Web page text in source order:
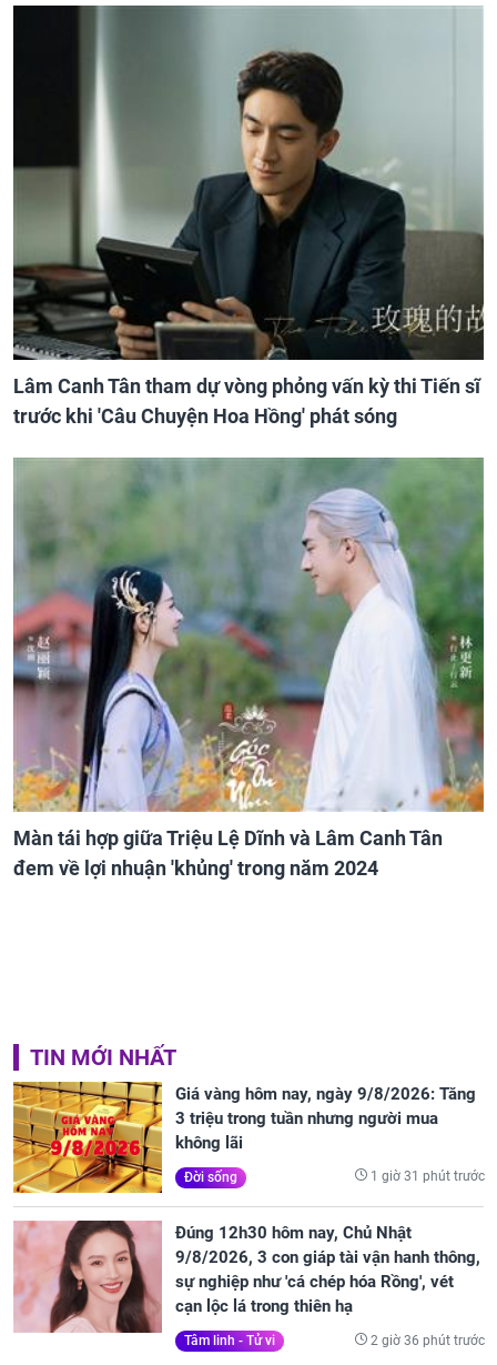
Lâm Canh Tân tham dự vòng phỏng vấn kỳ thi Tiến sĩ
trước khi 'Câu Chuyện Hoa Hồng' phát sóng
Màn tái hợp giữa Triệu Lệ Dĩnh và Lâm Canh Tân
đem về lợi nhuận 'khủng' trong năm 2024
TIN MỚI NHẤT
Giá vàng hôm nay, ngày 9/8/2026: Tăng
3 triệu trong tuần nhưng người mua
không lãi
Đời sống 1 giờ 31 phút trước
Đúng 12h30 hôm nay, Chủ Nhật
9/8/2026, 3 con giáp tài vận hanh thông,
sự nghiệp như 'cá chép hóa Rồng', vét
cạn lộc lá trong thiên hạ
Tâm linh - Tử vi 2 giờ 36 phút trước